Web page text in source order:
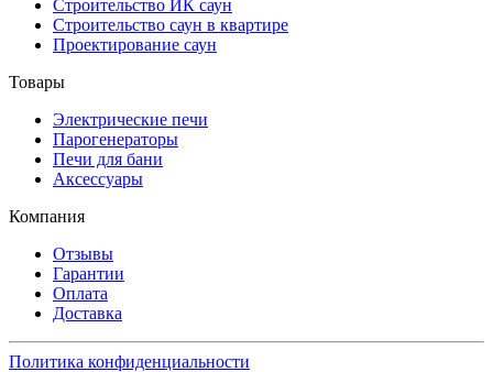
Строительство ИК саун
Строительство саун в квартире
Проектирование саун
Товары
Электрические печи
Парогенераторы
Печи для бани
Аксессуары
Компания
Отзывы
Гарантии
Оплата
Доставка
Политика конфиденциальности